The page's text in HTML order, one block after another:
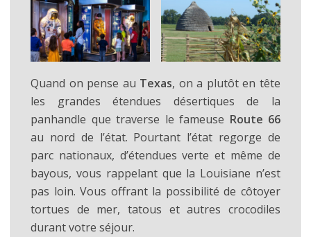
Quand on pense au Texas, on a plutôt en tête
les grandes étendues désertiques de la
panhandle que traverse le fameuse Route 66
au nord de l’état. Pourtant l’état regorge de
parc nationaux, d’étendues verte et même de
bayous, vous rappelant que la Louisiane n’est
pas loin. Vous offrant la possibilité de côtoyer
tortues de mer, tatous et autres crocodiles
durant votre séjour.